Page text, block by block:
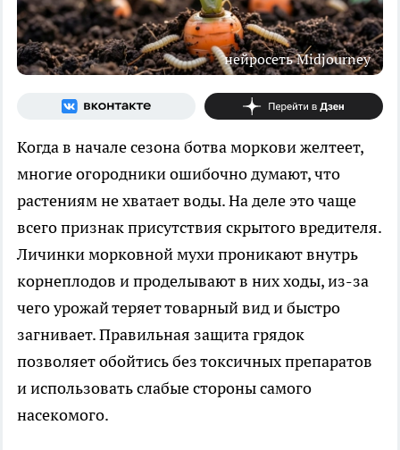
нейросеть Midjourney
Когда в начале сезона ботва моркови желтеет,
многие огородники ошибочно думают, что
растениям не хватает воды. На деле это чаще
всего признак присутствия скрытого вредителя.
Личинки морковной мухи проникают внутрь
корнеплодов и проделывают в них ходы, из-за
чего урожай теряет товарный вид и быстро
загнивает. Правильная защита грядок
позволяет обойтись без токсичных препаратов
и использовать слабые стороны самого
насекомого.